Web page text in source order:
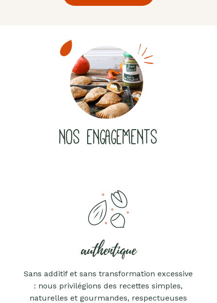
NOS ENGAGEMENTS
authentique
Sans additif et sans transformation excessive
: nous privilégions des recettes simples,
naturelles et gourmandes, respectueuses